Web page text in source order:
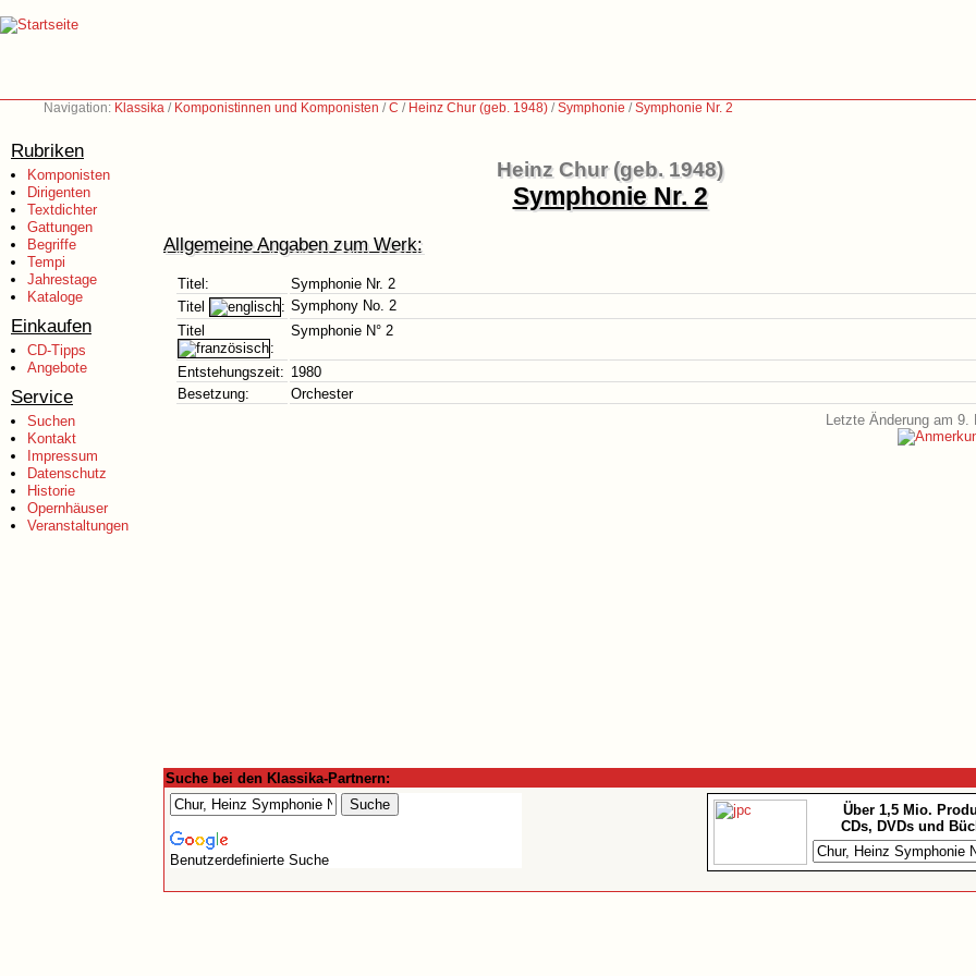
Navigation: Klassika / Komponistinnen und Komponisten /C / Heinz Chur (geb. 1948) /Symphonie /Symphonie Nr. 2
Rubriken
Komponisten
Dirigenten
Textdichter
Gattungen
Begriffe
Tempi
Jahrestage
Kataloge
Einkaufen
CD-Tipps
Angebote
Service
Suchen
Kontakt
Impressum
Datenschutz
Historie
Opernhäuser
Veranstaltungen
Heinz Chur (geb. 1948)
Symphonie Nr. 2
Allgemeine Angaben zum Werk:
Titel:
Symphonie Nr. 2
Titel
: Symphony No. 2
Titel
:
Symphonie N° 2
Entstehungszeit: 1980
Besetzung:
Orchester
Letzte Änderung am 9.
Suche bei den Klassika-Partnern:
Benutzerdefinierte Suche
Über 1,5 Mio.
CDs, DVDs und